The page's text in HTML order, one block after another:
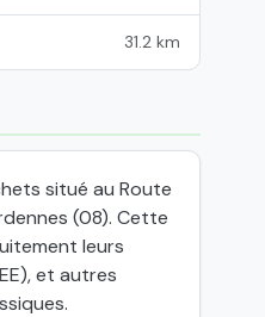
31.2 km
situé au Route
(08). Cette
leurs
et autres